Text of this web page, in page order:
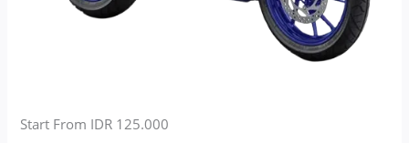
Start From IDR 125.000